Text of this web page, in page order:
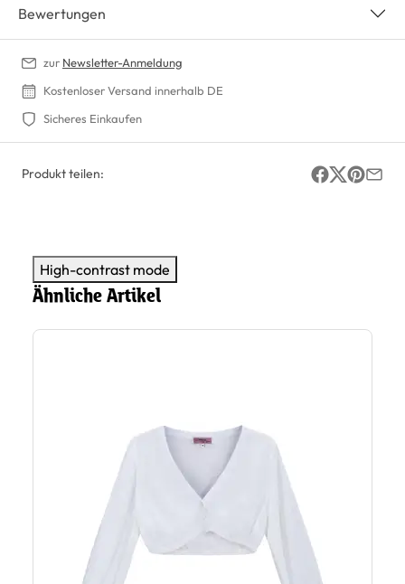
Bewertungen
zur Newsletter-Anmeldung
Kostenloser Versand innerhalb DE
Sicheres Einkaufen
Produkt teilen:
High-contrast mode
Ähnliche Artikel